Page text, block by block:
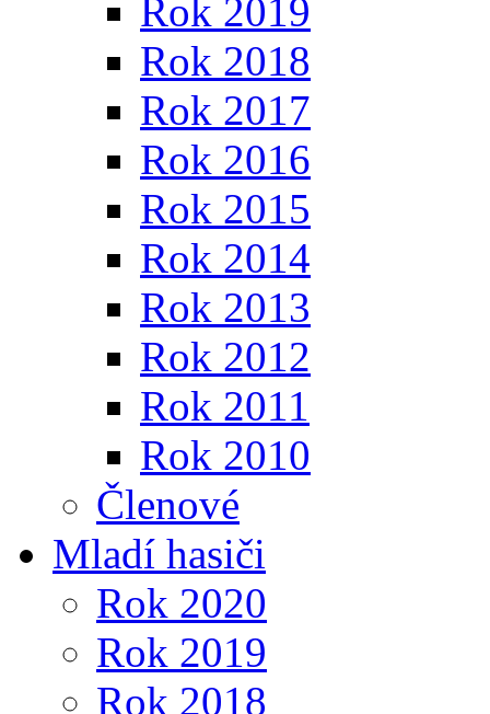
Rok 2019
Rok 2018
Rok 2017
Rok 2016
Rok 2015
Rok 2014
Rok 2013
Rok 2012
Rok 2011
Rok 2010
Členové
Mladí hasiči
Rok 2020
Rok 2019
Rok 2018